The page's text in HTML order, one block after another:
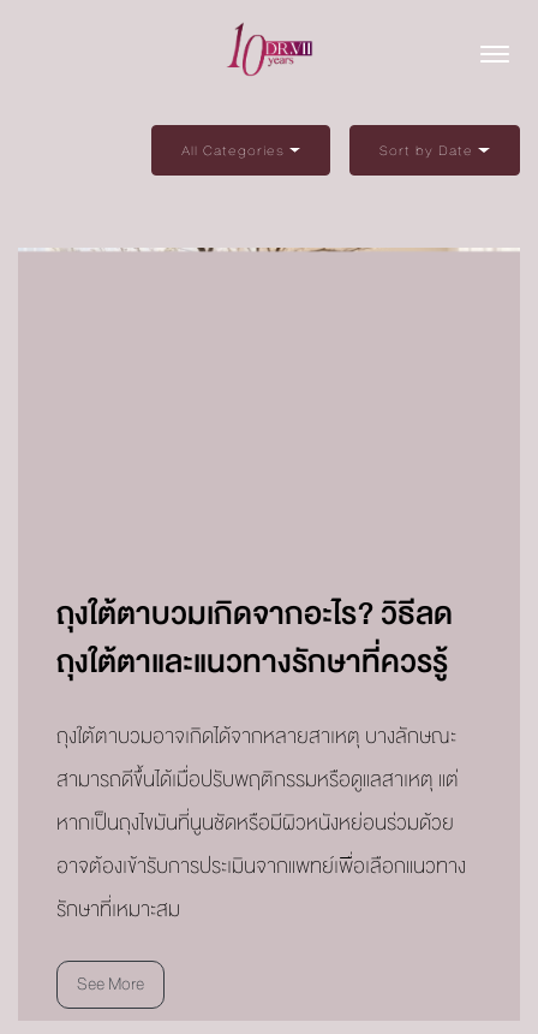
All Categories Sort by Date
ถุงใต้ตาบวมเกิดจากอะไร? วิธีลด
ถุงใต้ตาและแนวทางรักษาที่ควรรู้
ถุงใต้ตาบวมอาจเกิดได้จากหลายสาเหตุ บางลักษณะ
สามารถดีขึ้นได้เมื่อปรับพฤติกรรมหรือดูแลสาเหตุ แต่
หากเป็นถุงไขมันที่นูนชัดหรือมีผิวหนังหย่อนร่วมด้วย
อาจต้องเข้ารับการประเมินจากแพทย์เพื่อเลือกแนวทาง
รักษาที่เหมาะสม
See More